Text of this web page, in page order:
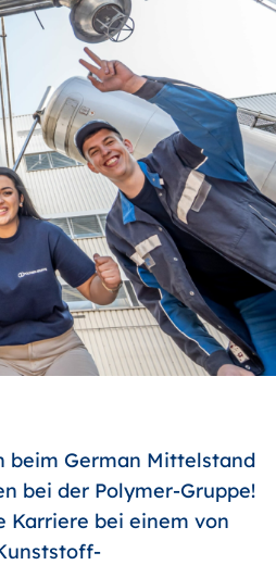
beim German Mittelstand
bei der Polymer-Gruppe!
Karriere bei einem von